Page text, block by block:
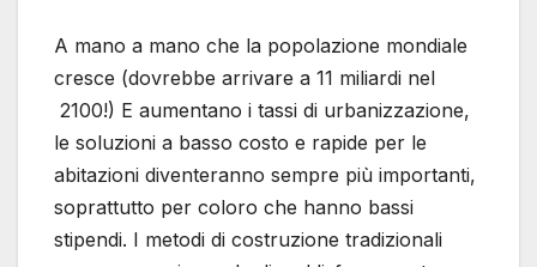
A mano a mano che la popolazione mondiale
cresce (dovrebbe arrivare a 11 miliardi nel
2100!) E aumentano i tassi di urbanizzazione,
le soluzioni a basso costo e rapide per le
abitazioni diventeranno sempre più importanti,
soprattutto per coloro che hanno bassi
stipendi. I metodi di costruzione tradizionali